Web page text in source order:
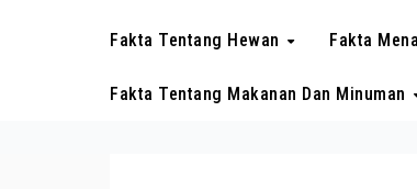
Fakta Tentang Hewan Fakta
Fakta Tentang Makanan Dan Minuman